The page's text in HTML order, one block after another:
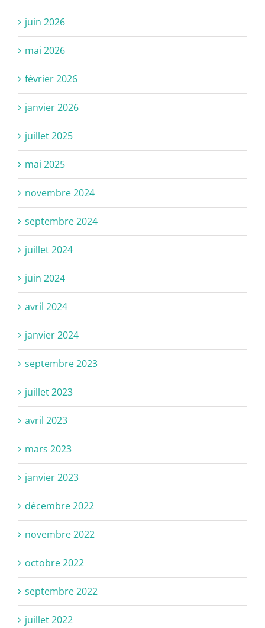
juin 2026
mai 2026
février 2026
janvier 2026
juillet 2025
mai 2025
novembre 2024
septembre 2024
juillet 2024
juin 2024
avril 2024
janvier 2024
septembre 2023
juillet 2023
avril 2023
mars 2023
janvier 2023
décembre 2022
novembre 2022
octobre 2022
septembre 2022
juillet 2022